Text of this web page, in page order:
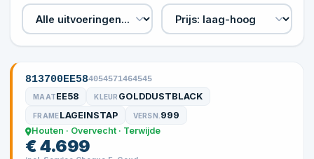
813700EE584054571464545
MAATEE58 KLEUR GOLDDUSTBLACK
FRAMELAGEINSTAP VERSN. 999
Houten · Overvecht · Terwijde
€ 4.699